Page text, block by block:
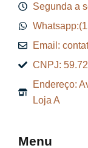
Segunda a
Email:
CNPJ:
Endereço:
Loja A
Menu